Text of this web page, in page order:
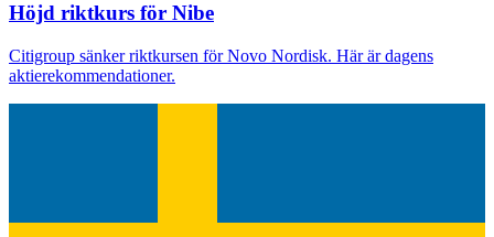
Höjd riktkurs för Nibe
Citigroup sänker riktkursen för Novo Nordisk. Här är dagens
aktierekommendationer.